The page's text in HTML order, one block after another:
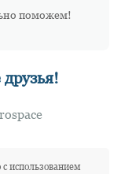
поможем!
использованием